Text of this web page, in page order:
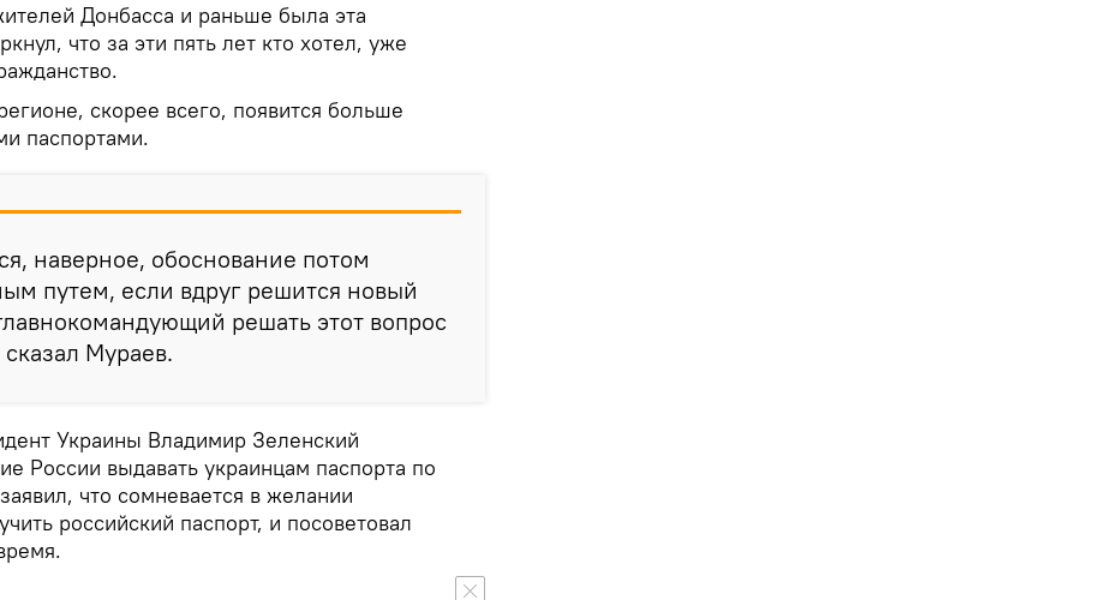
Донбасса и раньше была эта
что за эти пять лет кто хотел, уже
скорее всего, появится больше
паспортами.
наверное, обоснование потом
путем, если вдруг решится новый
решать этот вопрос
Мураев.
Украины Владимир Зеленский
России выдавать украинцам паспорта по
что сомневается в желании
российский паспорт, и посоветовал